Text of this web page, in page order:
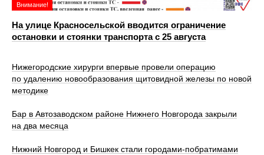
Внимание!
На улице Красносельской вводится ограничение
остановки и стоянки транспорта с 25 августа
Нижегородские хирурги впервые провели операцию
по удалению новообразования щитовидной железы по новой
методике
Бар в Автозаводском районе Нижнего Новгорода закрыли
на два месяца
Нижний Новгород и Бишкек стали городами-побратимами